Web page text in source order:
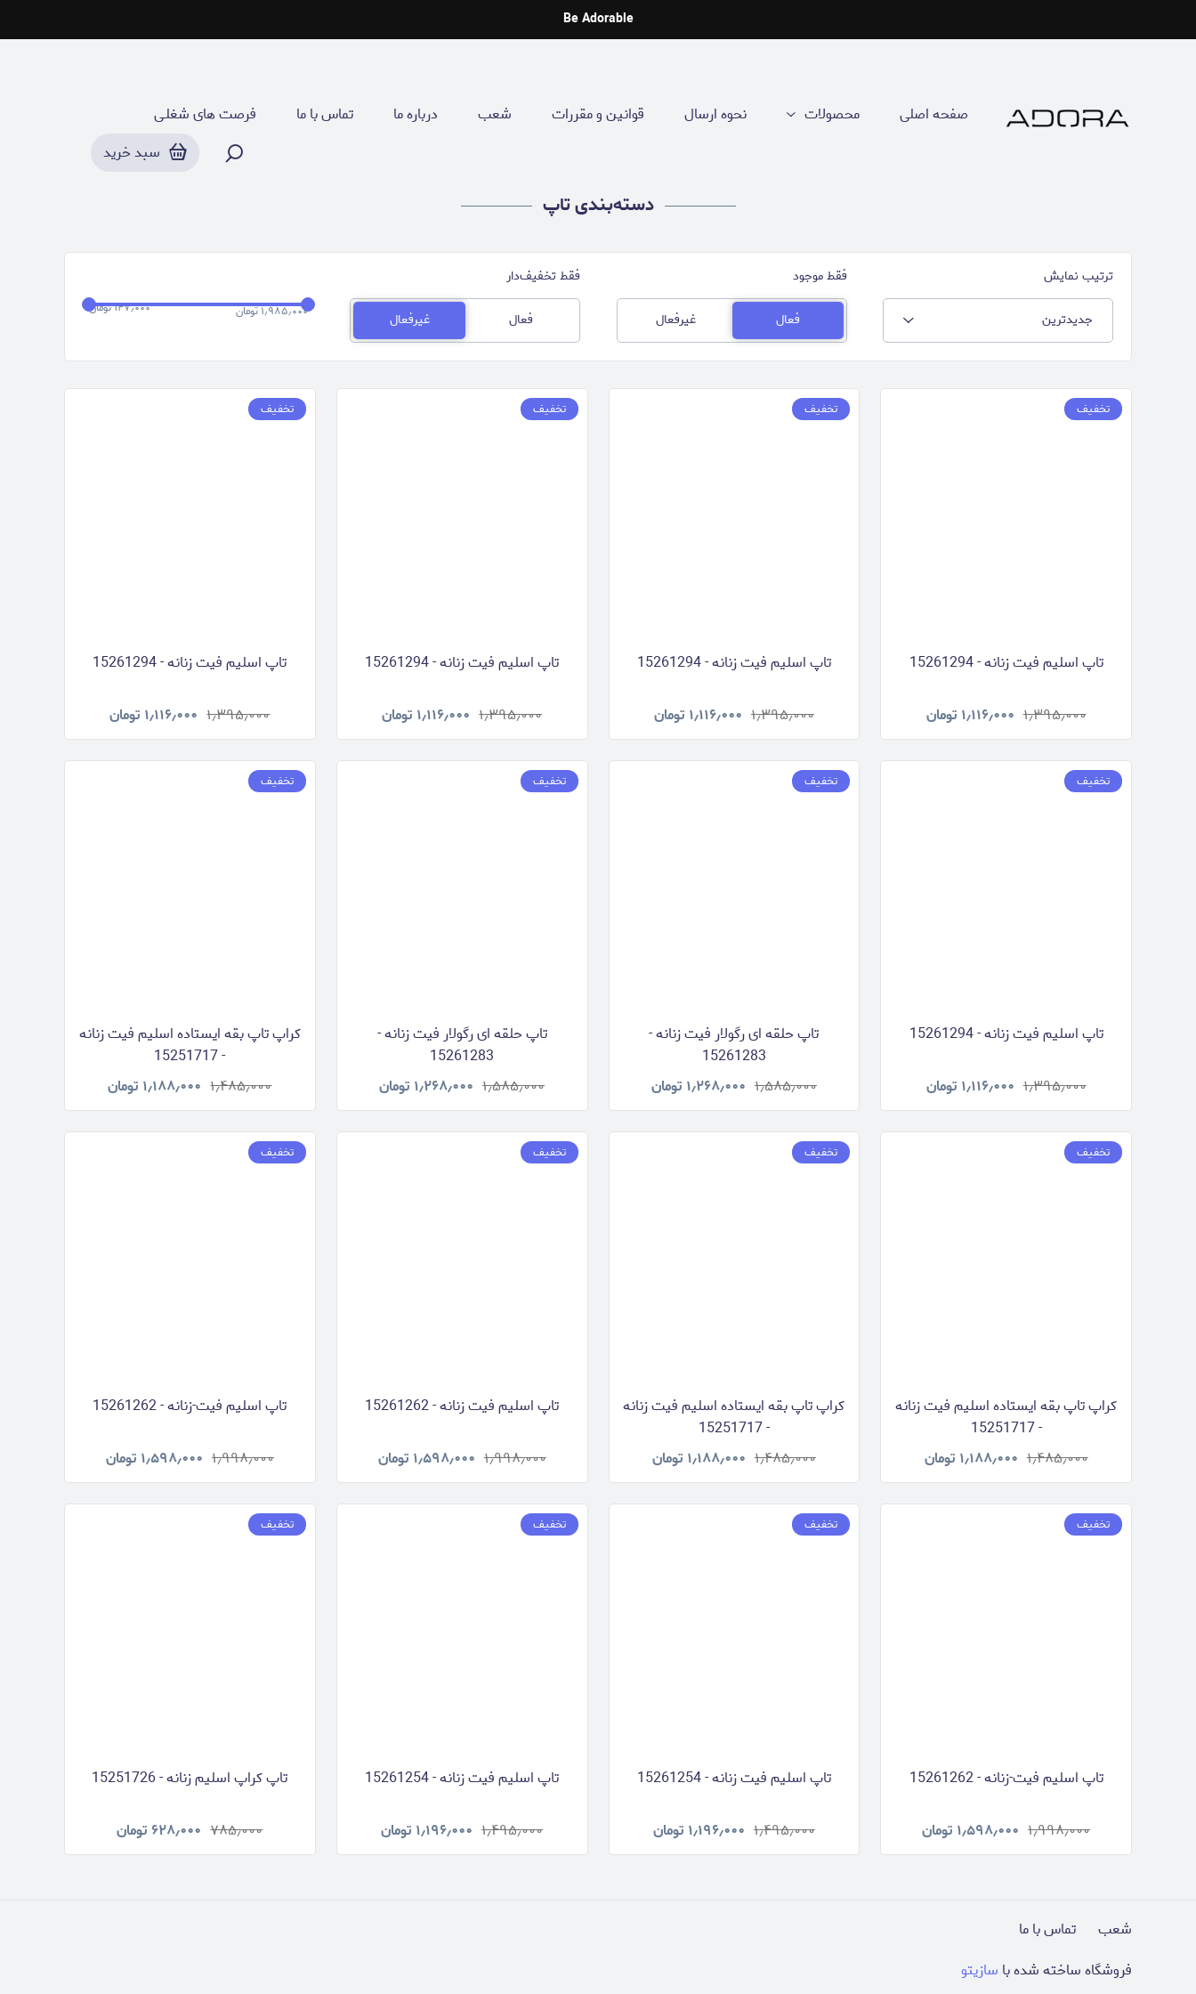
Be Adorable
صفحه اصلی محصولات نحوه ارسال قوانین و مقررات شعب درباره ما تماس با ما
فرصت های شغلـی
سبد خرید
دسته‌بندی تاپ
ترتیب نمایش
جدیدترین
فقط موجود
فعال غیرفعال
فقط تخفیف‌دار
فعال غیرفعال
۱۴۷٫۰۰۰ تومان ۱٫۹۸۵٫۰۰۰ تومان
تخفیف
تاپ اسلیم فیت زنانه - 15261294
۱٫۳۹۵٫۰۰۰ ۱٫۱۱۶٫۰۰۰ تومان
تخفیف
تاپ اسلیم فیت زنانه - 15261294
۱٫۳۹۵٫۰۰۰ ۱٫۱۱۶٫۰۰۰ تومان
تخفیف
تاپ اسلیم فیت زنانه - 15261294
۱٫۳۹۵٫۰۰۰ ۱٫۱۱۶٫۰۰۰ تومان
تخفیف
تاپ اسلیم فیت زنانه - 15261294
۱٫۳۹۵٫۰۰۰ ۱٫۱۱۶٫۰۰۰ تومان
تخفیف
تاپ اسلیم فیت زنانه - 15261294
۱٫۳۹۵٫۰۰۰ ۱٫۱۱۶٫۰۰۰ تومان
تخفیف
تاپ حلقه ای رگولار فیت زنانه -
15261283
۱٫۵۸۵٫۰۰۰ ۱٫۲۶۸٫۰۰۰ تومان
تخفیف
تاپ حلقه ای رگولار فیت زنانه -
15261283
۱٫۵۸۵٫۰۰۰ ۱٫۲۶۸٫۰۰۰ تومان
تخفیف
کراپ تاپ بقه ایستاده اسلیم فیت زنانه
- 15251717
۱٫۴۸۵٫۰۰۰ ۱٫۱۸۸٫۰۰۰ تومان
تخفیف
کراپ تاپ بقه ایستاده اسلیم فیت زنانه
- 15251717
۱٫۴۸۵٫۰۰۰ ۱٫۱۸۸٫۰۰۰ تومان
تخفیف
کراپ تاپ بقه ایستاده اسلیم فیت زنانه
- 15251717
۱٫۴۸۵٫۰۰۰ ۱٫۱۸۸٫۰۰۰ تومان
تخفیف
تاپ اسلیم فیت زنانه - 15261262
۱٫۹۹۸٫۰۰۰ ۱٫۵۹۸٫۰۰۰ تومان
تخفیف
تاپ اسلیم فیت-زنانه - 15261262
۱٫۹۹۸٫۰۰۰ ۱٫۵۹۸٫۰۰۰ تومان
تخفیف
تاپ اسلیم فیت-زنانه - 15261262
۱٫۹۹۸٫۰۰۰ ۱٫۵۹۸٫۰۰۰ تومان
تخفیف
تاپ اسلیم فیت زنانه - 15261254
۱٫۴۹۵٫۰۰۰ ۱٫۱۹۶٫۰۰۰ تومان
تخفیف
تاپ اسلیم فیت زنانه - 15261254
۱٫۴۹۵٫۰۰۰ ۱٫۱۹۶٫۰۰۰ تومان
تخفیف
تاپ کراپ اسلیم زنانه - 15251726
۷۸۵٫۰۰۰ ۶۲۸٫۰۰۰ تومان
شعب
تماس با ما
فروشگاه ساخته شده با سازیتو